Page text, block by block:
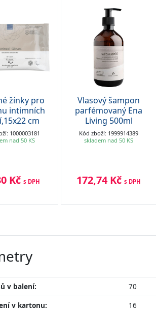
žínky pro
intimních
cm
1000003181
nad 50 KS
Kč s DPH
Vlasový šampon
parfémovaný Ena
Living 500ml
Kód zboží: 1999914389
skladem nad 50 KS
172,74 Kčs DPH
v balení:
70
v kartonu:
16